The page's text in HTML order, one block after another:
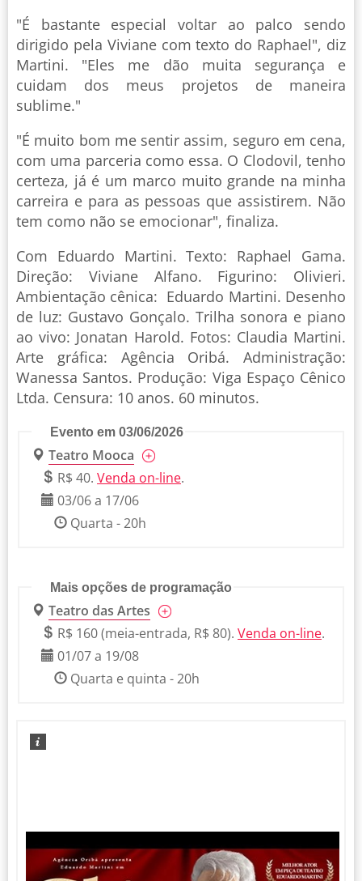
"É bastante especial voltar ao palco sendo
dirigido pela Viviane com texto do Raphael", diz
Martini. "Eles me dão muita segurança e
cuidam dos meus projetos de maneira
sublime."
"É muito bom me sentir assim, seguro em cena,
com uma parceria como essa. O Clodovil, tenho
certeza, já é um marco muito grande na minha
carreira e para as pessoas que assistirem. Não
tem como não se emocionar", finaliza.
Com Eduardo Martini. Texto: Raphael Gama.
Direção: Viviane Alfano. Figurino: Olivieri.
Ambientação cênica: Eduardo Martini. Desenho
de luz: Gustavo Gonçalo. Trilha sonora e piano
ao vivo: Jonatan Harold. Fotos: Claudia Martini.
Arte gráfica: Agência Oribá. Administração:
Wanessa Santos. Produção: Viga Espaço Cênico
Ltda. Censura: 10 anos. 60 minutos.
Evento em 03/06/2026
Teatro Mooca
R$ 40. Venda on-line.
03/06 a 17/06
Quarta - 20h
Mais opções de programação
Teatro das Artes
R$ 160 (meia-entrada, R$ 80). Venda on-line.
01/07 a 19/08
Quarta e quinta - 20h